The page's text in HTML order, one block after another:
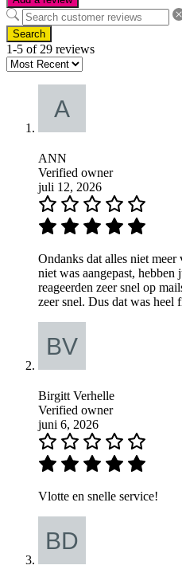
Search
1-5 of 29 reviews
ANN
Verified owner
juli 12, 2026
Ondanks dat alles niet
niet was aangepast,
reageerden zeer snel op
zeer snel. Dus dat was heel
Birgitt Verhelle
Verified owner
juni 6, 2026
Vlotte en snelle service!